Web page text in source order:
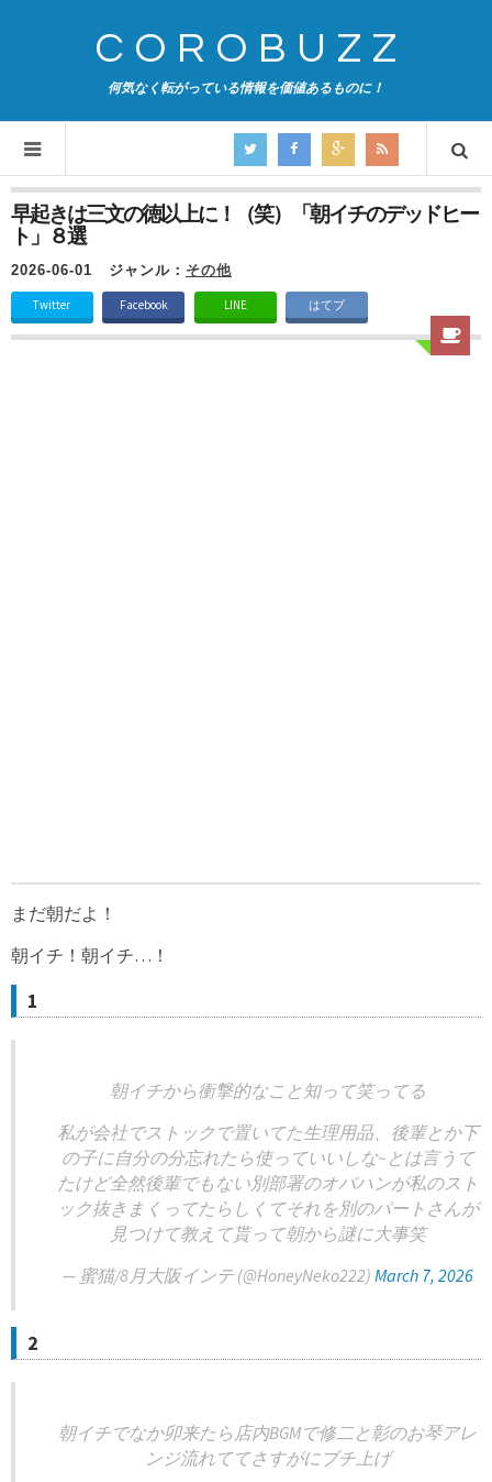
COROBUZZ
何気なく転がっている情報を価値あるものに！
早起きは三文の徳以上に！（笑）「朝イチのデッドヒー
ト」８選
2026-06-01 ジャンル： その他
Twitter Facebook LINE はてブ
まだ朝だよ！
朝イチ！朝イチ…！
1
朝イチから衝撃的なこと知って笑ってる
私が会社でストックで置いてた生理用品、後輩とか下
の子に自分の分忘れたら使っていいしな~とは言うて
たけど全然後輩でもない別部署のオバハンが私のスト
ック抜きまくってたらしくてそれを別のパートさんが
見つけて教えて貰って朝から謎に大事笑
— 蜜猫/8月大阪インテ (@HoneyNeko222) March 7, 2026
2
朝イチでなか卯来たら店内BGMで修二と彰のお琴アレ
ンジ流れててさすがにブチ上げ